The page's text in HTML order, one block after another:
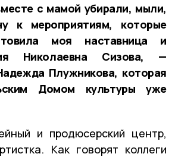
с мамой убирали, мыли,
к мероприятиям, которые
моя наставница и
Николаевна Сизова, —
Плужникова, которая
Домом культуры уже
и продюсерский центр,
Как говорят коллеги